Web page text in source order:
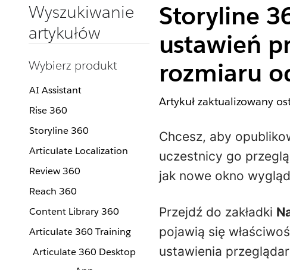
Wyszukiwanie
artykułów
Wybierz produkt
AI Assistant
Rise 360
Storyline 360
Articulate Localization
Review 360
Reach 360
Content Library 360
Articulate 360 Training
Articulate 360 Desktop
Storyline
ustawień
rozmiaru
Artykuł zaktualizowany
Chcesz, aby
uczestnicy go
jak nowe okno
Przejdź do zakładki
pojawią się
ustawienia